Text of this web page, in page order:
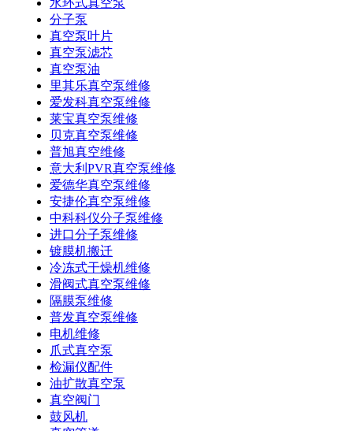
水环式真空泵
分子泵
真空泵叶片
真空泵滤芯
真空泵油
里其乐真空泵维修
爱发科真空泵维修
莱宝真空泵维修
贝克真空泵维修
普旭真空维修
意大利PVR真空泵维修
爱德华真空泵维修
安捷伦真空泵维修
中科科仪分子泵维修
进口分子泵维修
镀膜机搬迁
冷冻式干燥机维修
滑阀式真空泵维修
隔膜泵维修
普发真空泵维修
电机维修
爪式真空泵
检漏仪配件
油扩散真空泵
真空阀门
鼓风机